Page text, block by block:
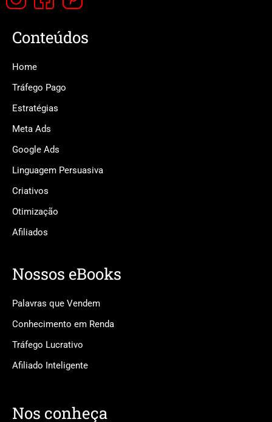
Conteúdos
Home
Tráfego Pago
Estratégias
Meta Ads
Google Ads
Linguagem Persuasiva
Criativos
Otimização
Afiliados
Nossos eBooks
Palavras que Vendem
Conhecimento em Renda
Tráfego Lucrativo
Afiliado Inteligente
Nos conheça